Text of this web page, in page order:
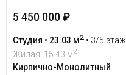
5 450 000 ₽
Студия • 23.03 м2 • 3/5 этаж
Жилая: 15.43 м2
Кирпично-Монолитный